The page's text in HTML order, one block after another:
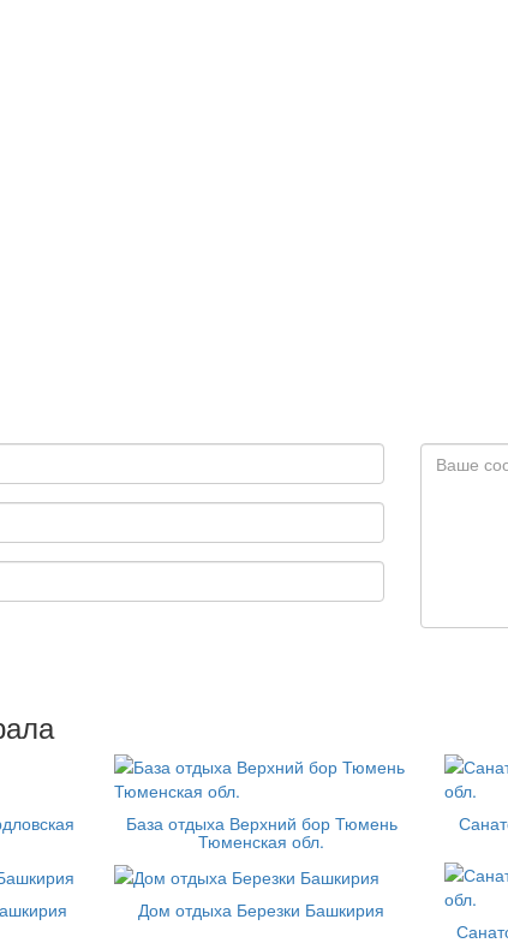
База отдыха Верхний бор Тюмень
Тюменская обл.
Дом отдыха Березки Башкирия